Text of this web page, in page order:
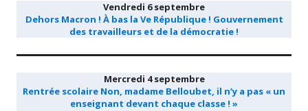
Vendredi 6 septembre
Dehors Macron ! À bas la Ve République ! Gouvernement
des travailleurs et de la démocratie !
Mercredi 4 septembre
Rentrée scolaire Non, madame Belloubet, il n’y a pas « un
enseignant devant chaque classe ! »